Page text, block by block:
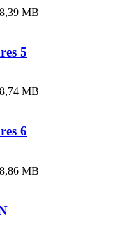
MB
5
MB
6
MB